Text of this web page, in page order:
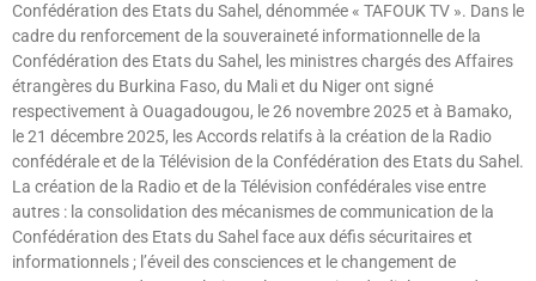
Confédération des Etats du Sahel, dénommée « TAFOUK TV ». Dans le
cadre du renforcement de la souveraineté informationnelle de la
Confédération des Etats du Sahel, les ministres chargés des Affaires
étrangères du Burkina Faso, du Mali et du Niger ont signé
respectivement à Ouagadougou, le 26 novembre 2025 et à Bamako,
le 21 décembre 2025, les Accords relatifs à la création de la Radio
confédérale et de la Télévision de la Confédération des Etats du Sahel.
La création de la Radio et de la Télévision confédérales vise entre
autres : la consolidation des mécanismes de communication de la
Confédération des Etats du Sahel face aux défis sécuritaires et
informationnels ; l’éveil des consciences et le changement de